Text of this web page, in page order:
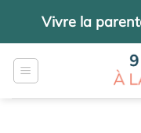
contenu
Vivre la